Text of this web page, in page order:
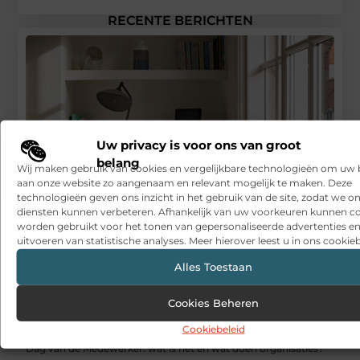
Uw privacy is voor ons van groot
belang
Wij maken gebruik van cookies en vergelijkbare technologieën om uw
aan onze website zo aangenaam en relevant mogelijk te maken. Deze
technologieën geven ons inzicht in het gebruik van de site, zodat we
diensten kunnen verbeteren. Afhankelijk van uw voorkeuren kunnen
worden gebruikt voor het tonen van gepersonaliseerde advertenties
uitvoeren van statistische analyses. Meer hierover leest u in ons
Alles Toestaan
Cookies Beheren
Cookiebeleid
RECENTE BERICHTEN
Snelle sfeerverbetering met accessoires die altijd passen
Een deur die open blijft zonder gedoe
Sitcon: Specialist in beveiligingsoplossingen en
Hoe contentmarketing evolueert in het tijdperk van AI-
Dag van de Medewerker: wat is het en wat doen organisaties?